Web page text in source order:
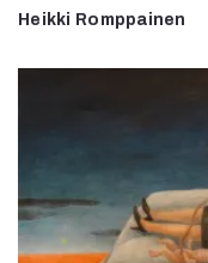
Heikki Romppainen